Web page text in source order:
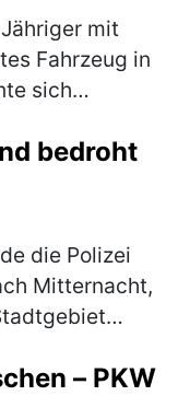
mit
Fahrzeug in
sich
den U…
bedroht
die Polizei
Mitternacht,
(mehr)– PKW